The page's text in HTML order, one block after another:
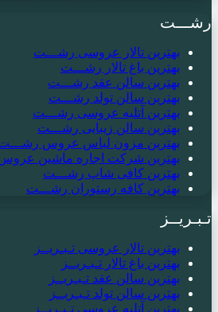
رشـــت
بهترین تالار عروسی رشـــت
بهترین باغ تالار رشـــت
بهترین سالن عقد رشـــت
بهترین سالن تولد رشـــت
بهترین آتلیه عروسی رشـــت
بهترین سالن زیبایی رشـــت
بهترین مزون لباس عروس
بهترین شرکت اجاره ماشین
بهترین کافی شاپ رشـــت
بهترین کافه رستوران رشـــت
تـبـریــز
بهترین تالار عروسی تـبـریــز
بهترین باغ تالار تـبـریــز
بهترین سالن عقد تـبـریــز
بهترین سالن تولد تـبـریــز
بهترین آتلیه عروسی تـبـریــز